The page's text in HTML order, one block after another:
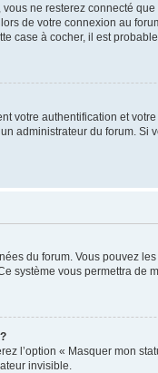
ne resterez connecté
de votre connexion au
case à cocher, il est
votre authentification et
administrateur du forum.
du forum. Vous pouvez
système vous permettra de
l’option « Masquer mon
invisible.